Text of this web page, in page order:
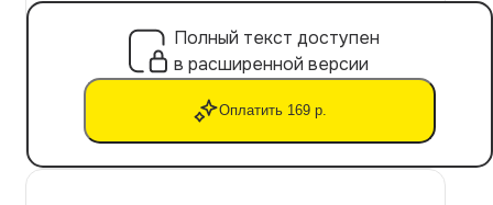
Полный текст доступен
в расширенной версии
Оплатить 169 р.